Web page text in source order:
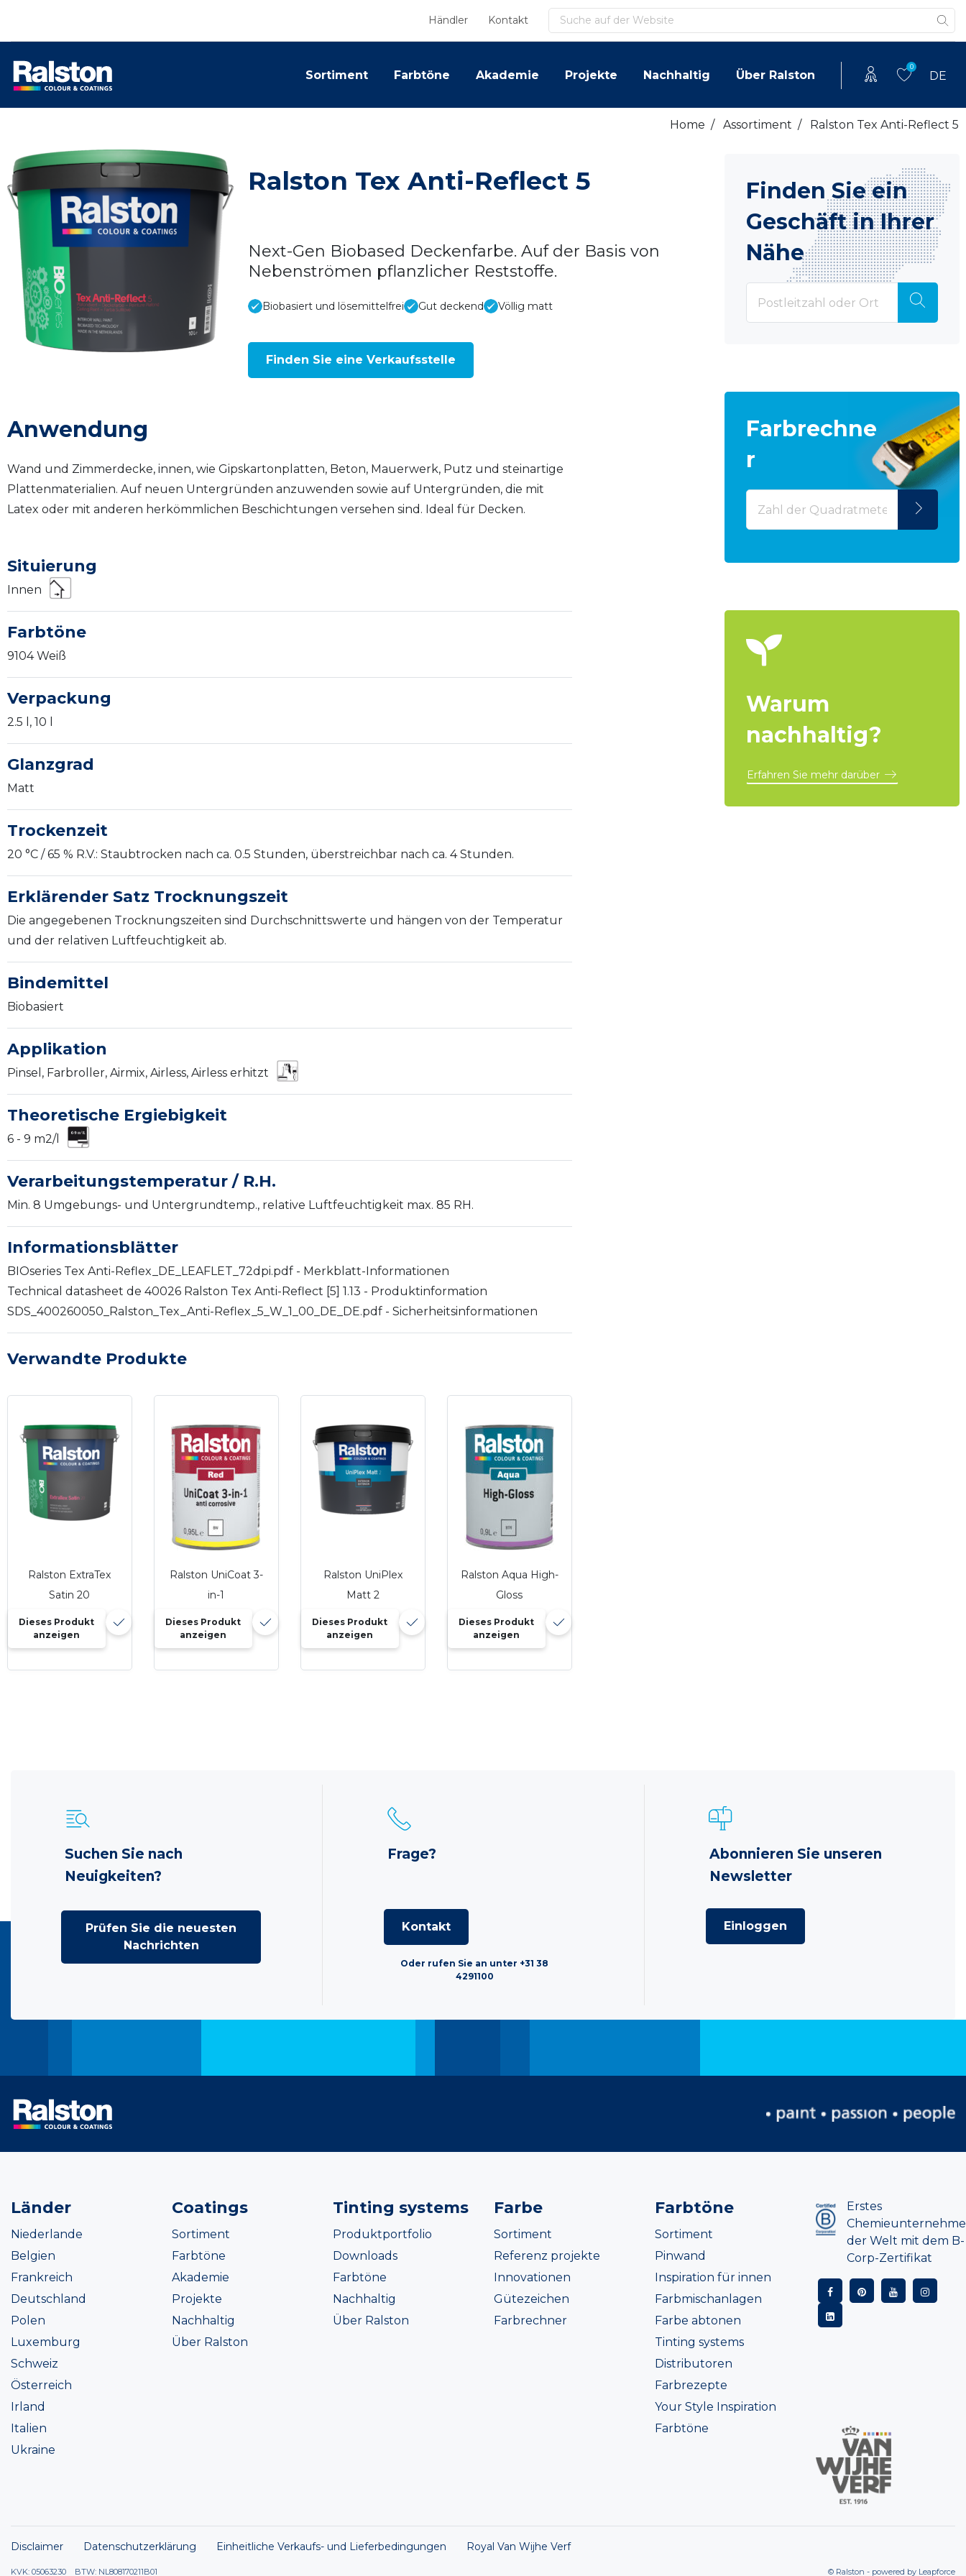
Händler Kontakt Suchen
Sortiment Farbtöne Akademie Projekte Nachhaltig Über Ralston
0
DE
Home / Assortiment / Ralston Tex Anti-Reflect 5
Ralston Tex Anti-Reflect 5
Next-Gen Biobased Deckenfarbe. Auf der Basis von
Nebenströmen pflanzlicher Reststoffe.
Biobasiert und lösemittelfrei Gut deckend Völlig matt
Finden Sie eine Verkaufsstelle
Anwendung
Wand und Zimmerdecke, innen, wie Gipskartonplatten, Beton, Mauerwerk, Putz und steinartige
Plattenmaterialien. Auf neuen Untergründen anzuwenden sowie auf Untergründen, die mit
Latex oder mit anderen herkömmlichen Beschichtungen versehen sind. Ideal für Decken.
Situierung
Innen
Farbtöne
9104 Weiß
Verpackung
2.5 l, 10 l
Glanzgrad
Matt
Trockenzeit
20 °C / 65 % R.V.: Staubtrocken nach ca. 0.5 Stunden, überstreichbar nach ca. 4 Stunden.
Erklärender Satz Trocknungszeit
Die angegebenen Trocknungszeiten sind Durchschnittswerte und hängen von der Temperatur
und der relativen Luftfeuchtigkeit ab.
Bindemittel
Biobasiert
Applikation
Pinsel, Farbroller, Airmix, Airless, Airless erhitzt
Theoretische Ergiebigkeit
6 - 9 m2/l
Verarbeitungstemperatur / R.H.
Min. 8 Umgebungs- und Untergrundtemp., relative Luftfeuchtigkeit max. 85 RH.
Informationsblätter
BIOseries Tex Anti-Reflex_DE_LEAFLET_72dpi.pdf - Merkblatt-Informationen
Technical datasheet de 40026 Ralston Tex Anti-Reflect [5] 1.13 - Produktinformation
SDS_400260050_Ralston_Tex_Anti-Reflex_5_W_1_00_DE_DE.pdf - Sicherheitsinformationen
Verwandte Produkte
Ralston ExtraTex
Satin 20
Dieses Produkt
anzeigen
Ralston UniCoat 3-
in-1
Dieses Produkt
anzeigen
Ralston UniPlex
Matt 2
Dieses Produkt
anzeigen
Ralston Aqua High-
Gloss
Dieses Produkt
anzeigen
Finden Sie ein
Geschäft in Ihrer
Nähe
Farbrechne
r
Warum
nachhaltig?
Erfahren Sie mehr darüber
Suchen Sie nach
Neuigkeiten?
Prüfen Sie die neuesten
Nachrichten
Frage?
Kontakt
Oder rufen Sie an unter +31 38
4291100
Abonnieren Sie unseren
Newsletter
Einloggen
Länder
Niederlande
Belgien
Frankreich
Deutschland
Polen
Luxemburg
Schweiz
Österreich
Irland
Italien
Ukraine
Coatings
Sortiment
Farbtöne
Akademie
Projekte
Nachhaltig
Über Ralston
Tinting systems
Produktportfolio
Downloads
Farbtöne
Nachhaltig
Über Ralston
Farbe
Sortiment
Referenz projekte
Innovationen
Gütezeichen
Farbrechner
Farbtöne
Sortiment
Pinwand
Inspiration für innen
Farbmischanlagen
Farbe abtonen
Tinting systems
Distributoren
Farbrezepte
Your Style Inspiration
Farbtöne
Erstes
der Welt mit dem B-
Corp-Zertifikat
Disclaimer Datenschutzerklärung Einheitliche Verkaufs- und Lieferbedingungen Royal Van Wijhe Verf
KVK: 05063230 BTW: NL808170211B01 © Ralston - powered by Leapforce